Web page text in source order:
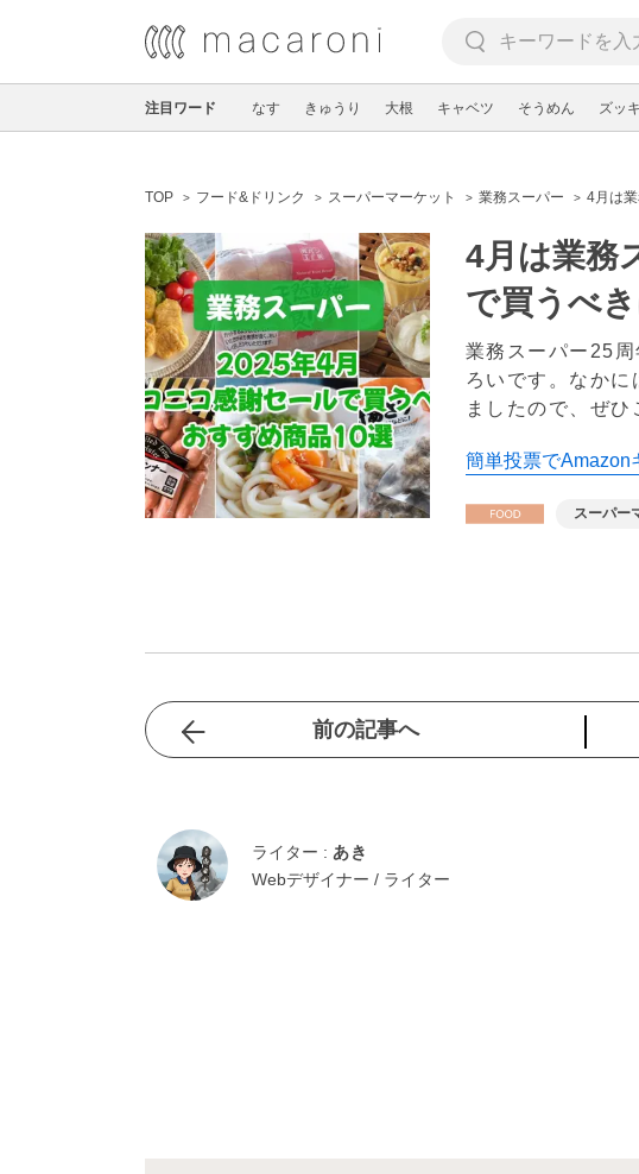
注目ワード なす きゅうり 大根 キャベツ そうめん ズッ
TOP フード&ドリンク スーパーマーケット 業務スーパー 4月は
4月は業務
で買うべ
業務スーパー25
ろいです。なか
ましたので、ぜひ
簡単投票でAmazon
スーパー
前の記事へ
ライター : あき
Webデザイナー / ライター